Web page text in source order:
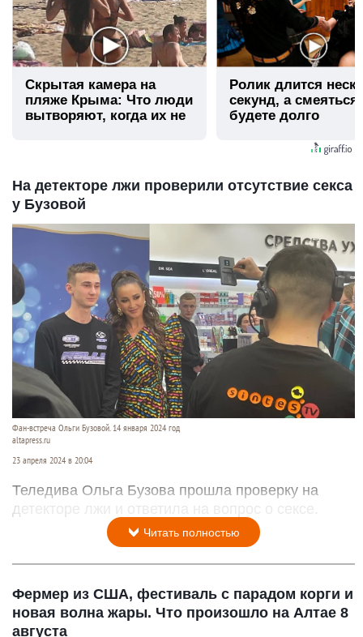
Скрытая камера на
пляже Крыма: Что люди
вытворяют, когда их не
Ролик длится
секунд, а
будете долго
На детекторе лжи проверили отсутствие секса
у Бузовой
Фан-встреча Ольги Бузовой. 14 января 2024 год
altapress.ru
23 апреля 2024 в 20:04
Теледива Ольга Бузова прошла проверку на
детекторе лжи и ответила на вопрос о сексе.
Читать полностью
Фермер из США, фестиваль с парадом корги и
новая волна жары. Что произошло на Алтае 8
августа